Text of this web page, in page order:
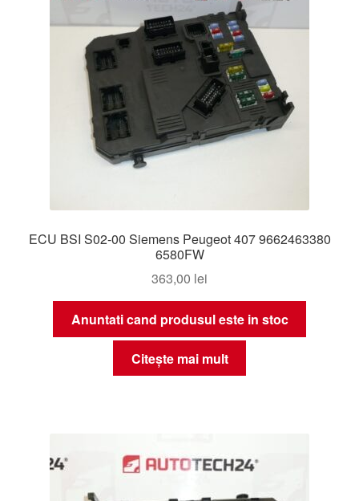
ECU BSI S02-00 Siemens Peugeot 407 9662463380
6580FW
363,00 lei
Anuntati cand produsul este in stoc
Citește mai mult